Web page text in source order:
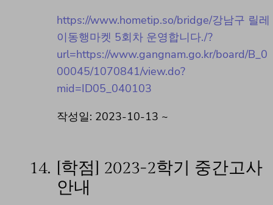
https://www.hometip.so/bridge/강남구 릴레
이동행마켓 5회차 운영합니다./?
url=https://www.gangnam.go.kr/board/B_0
00045/1070841/view.do?
mid=ID05_040103
작성일: 2023-10-13 ~
14. [학점] 2023-2학기 중간고사
안내